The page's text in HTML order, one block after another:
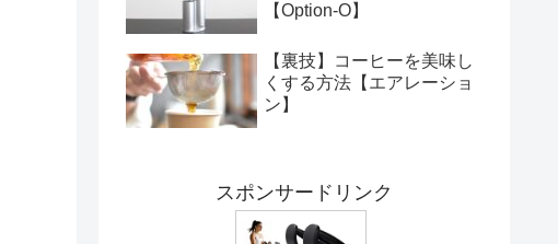
【Option-O】
【裏技】コーヒーを美味し
くする方法【エアレーショ
ン】
スポンサードリンク